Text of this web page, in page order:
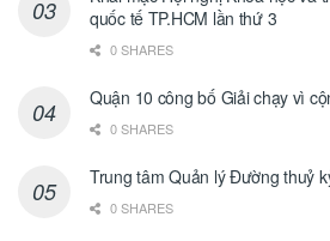
quốc tế TP.HCM lần thứ 3
0 SHARES
Quận 10 công bố Giải chạy vì
0 SHARES
Trung tâm Quản lý Đường thuỷ
0 SHARES